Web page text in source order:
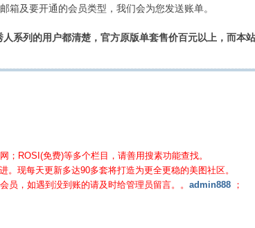
及要开通的会员类型，我们会为您发送账单。
系列的用户都清楚，官方原版单套售价百元以上，而
；ROSI(免费)等多个栏目，请善用搜素功能查找。
现每天更新多达90多套将打造为更全更稳的美图社区。
，如遇到没到账的请及时给管理员留言。。 admin888 ；